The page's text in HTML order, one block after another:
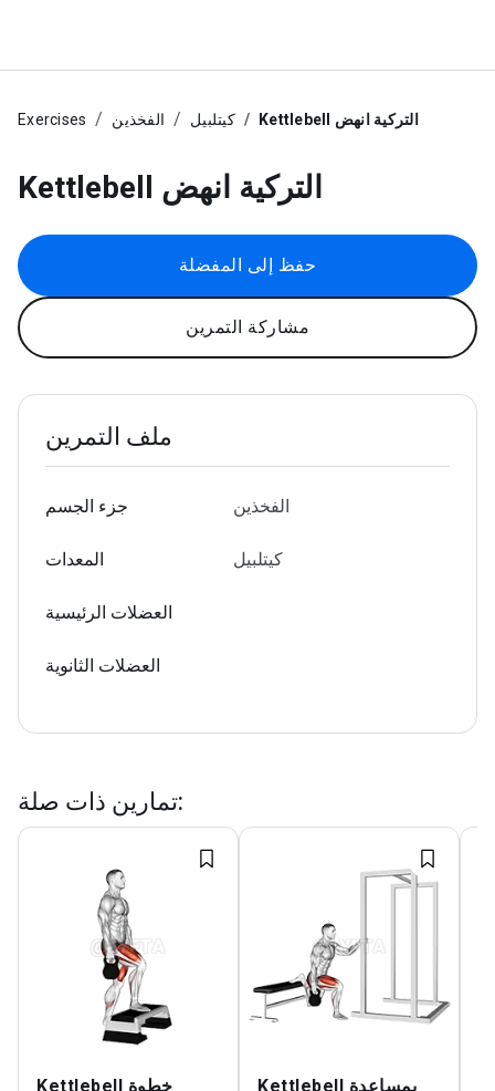
Exercises الفخذين كيتلبيل Kettlebell التركية انهض
Kettlebell التركية انهض
حفظ إلى المفضلة
مشاركة التمرين
ملف التمرين
جزء الجسم الفخذين
المعدات كيتلبيل
العضلات الرئيسية
العضلات الثانوية
تمارين ذات صلة:
Kettlebell خطوة
Kettlebell بمساعدة